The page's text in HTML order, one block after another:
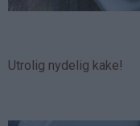
Utrolig nydelig kake!